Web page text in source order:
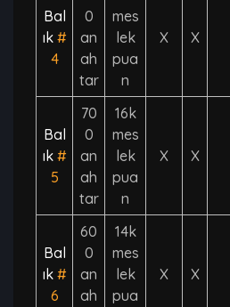
Bal
ık #
4
0
an
ah
tar
mes
lek
pua
n
X X
Bal
ık #
5
70
0
an
ah
tar
16k
mes
lek
pua
n
X X
Bal
ık #
6
60
0
an
ah
14k
mes
lek
pua
X X